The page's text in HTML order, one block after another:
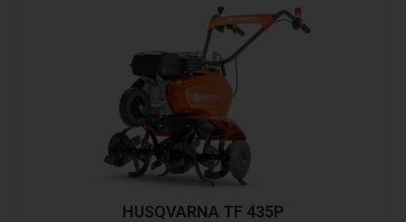
HUSQVARNA TF 435P